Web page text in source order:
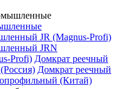
JR (Magnus-Profi)
JRN
Profi) Домкрат реечный
Домкрат реечный
(Китай)